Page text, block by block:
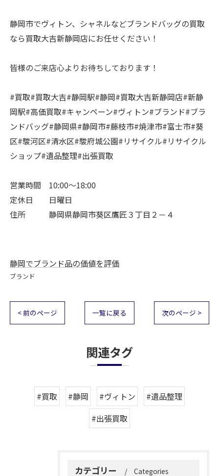
静岡市でヴィトン、シャネルなどブランドバッグの買取
なら買取大吉新静岡店にお任せください！
皆様のご来店心よりお待ちしております！
#買取#買取大吉#静岡駅#静岡#買取大吉新静岡店#新静
岡駅#高価買取#キャンペーン#ヴィトン#ブランド#ブラ
ンドバッグ#静岡県#静岡市#藤枝市#焼津市#富士市#葵
区#駿河区#清水区#駿府城公園#リサイクル#リサイクル
ショップ#遺品整理#出張買取
営業時間 10:00～18:00
定休日 日曜日
住所 静岡県静岡市葵区鷹匠３丁目２－４
静岡でブランド品の価値を評価
ブランド
< 前のページ 一覧に戻る 次のページ >
関連タグ
#買取 #静岡 #ヴィトン
#遺品整理
#出張買取
カテゴリー Categories